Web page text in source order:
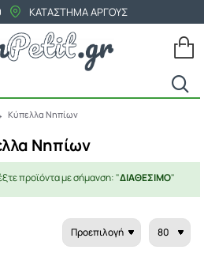
ΚΑΤΑΣΤΗΜΑ ΑΡΓΟΥΣ
Νηπίων
Κύπελλα Νηπίων
προϊόντα με σήμανση: "ΔΙΑΘΕΣΙΜΟ"